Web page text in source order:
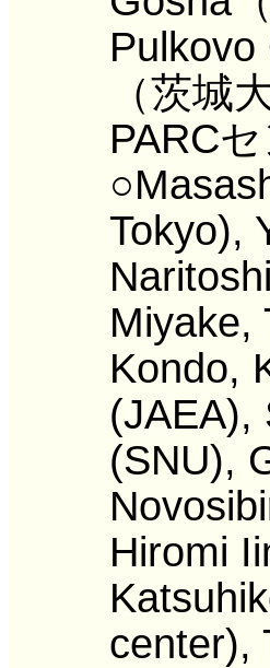
（茨城
PARC
Tokyo),
Miyake,
Kondo,
(JAEA),
(SNU),
Hiromi
center),